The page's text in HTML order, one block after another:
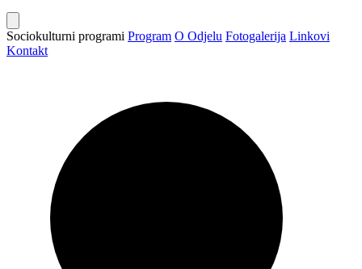
Sociokulturni programi Program O Odjelu Fotogalerija Linkovi
Kontakt